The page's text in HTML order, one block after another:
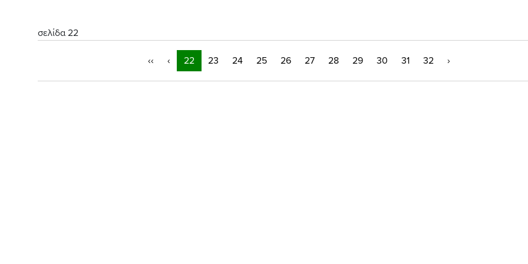
σελίδα 22
‹‹ ‹ 22 23 24 25 26 27 28 29 30 31 32 ›